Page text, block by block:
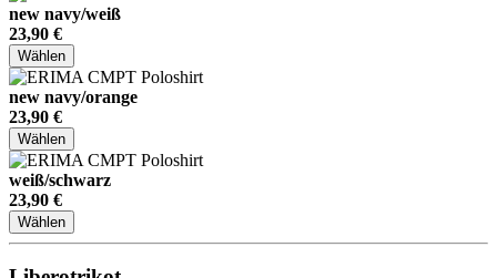
new navy/weiß
23,90 €
Wählen
new navy/orange
23,90 €
Wählen
weiß/schwarz
23,90 €
Wählen